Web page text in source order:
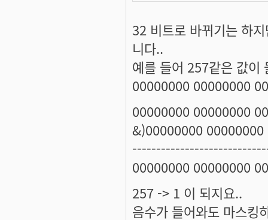
32 비트로 바뀌기는 하
니다..
예를 들어 257같은 값이
00000000 00000000
00000000 00000000
&)00000000
00000000 00000000
257 -> 1 이 되지요..
음수가 들어와도 마스킹